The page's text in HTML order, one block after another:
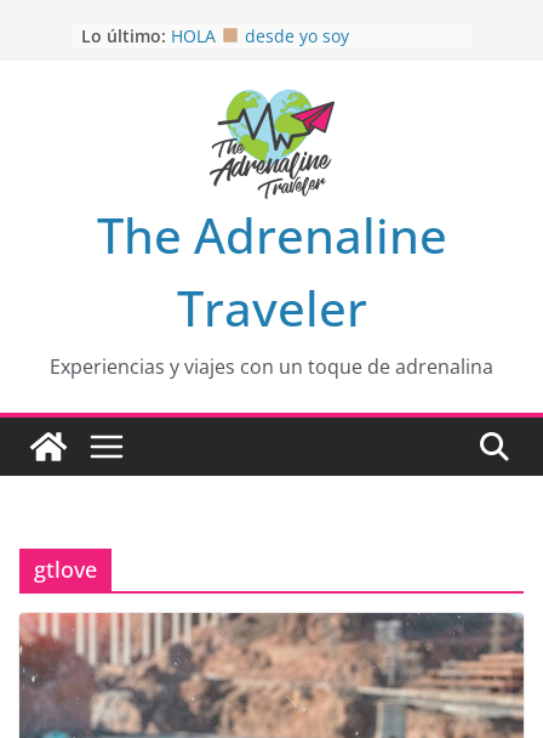
Lo último: HOLA
desde yo soy
EL SENDERO DEL CACAO: Excelente
opción
HOSPEDAJE AL NATURALSHH !!
OTRA PERSPECTIVA de RÍO EL
MULITO!
The Adrenaline
Traveler
Experiencias y viajes con un toque de adrenalina
gtlove